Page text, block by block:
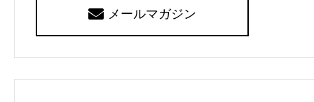
メールマガジン